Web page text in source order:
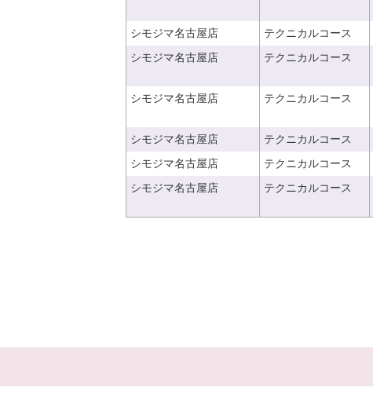
シモジマ名古屋店 テクニカルコース
シモジマ名古屋店
テクニカルコース
シモジマ名古屋店 テクニカルコース
シモジマ名古屋店 テクニカルコース
シモジマ名古屋店
テクニカルコース
シモジマ名古屋店
テクニカルコース